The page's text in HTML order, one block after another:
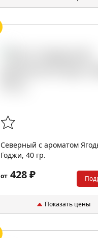
Северный с ароматом
Годжи, 40 гр.
от 428 ₽
Показать цены